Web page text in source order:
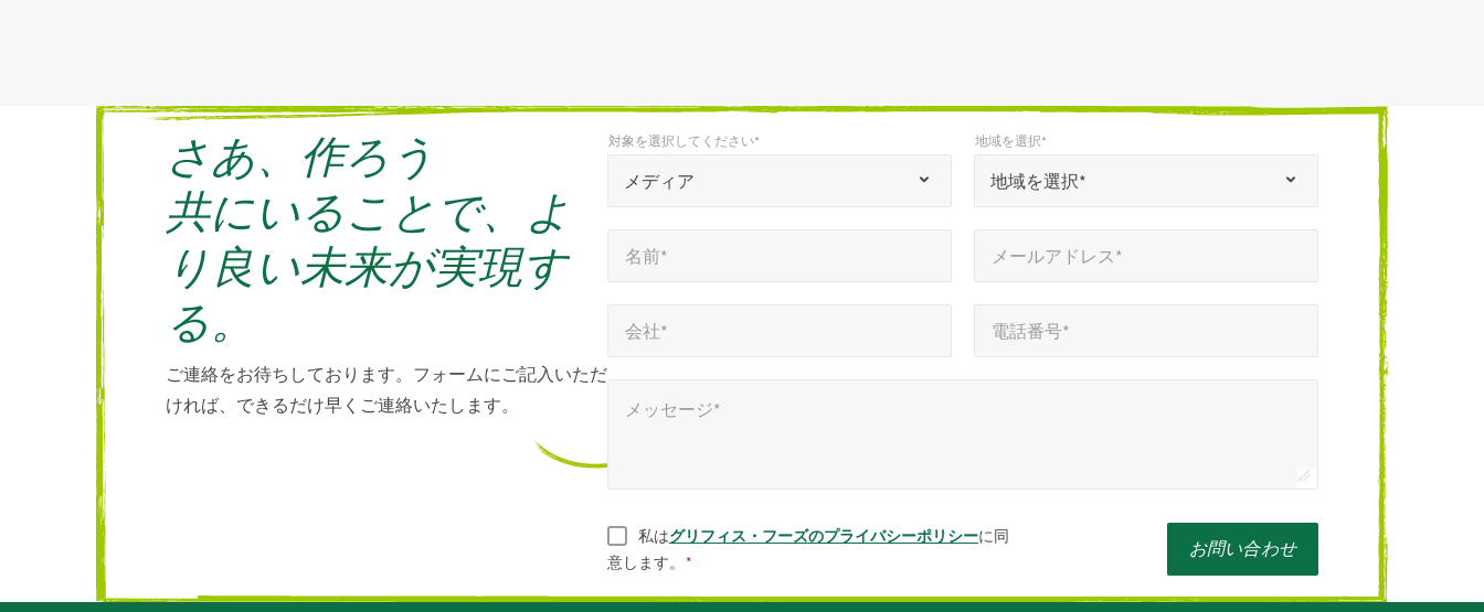
さあ、作ろう
共にいることで、よ
り良い未来が実現す
る。
ご連絡をお待ちしております。フォームにご記入いただ
ければ、できるだけ早くご連絡いたします。
す
メディア
対象を選択してください*
地域を選択*
地域を選択*
名前* メールアドレス*
会社* 電話番号*
メッセージ*
メッセージ*
同意
*
私はグリフィス・フーズのプライバシーポリシーに同
意します。 *
お問い合わせ